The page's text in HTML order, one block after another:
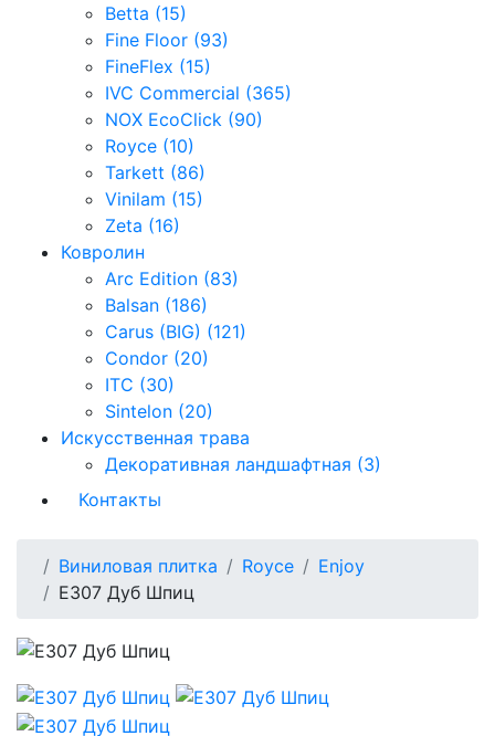
Betta (15)
Fine Floor (93)
FineFlex (15)
IVC Commercial (365)
NOX EcoClick (90)
Royce (10)
Tarkett (86)
Vinilam (15)
Zeta (16)
Ковролин
Arc Edition (83)
Balsan (186)
Carus (BIG) (121)
Condor (20)
ITC (30)
Sintelon (20)
Искусственная трава
Декоративная ландшафтная (3)
Контакты
Виниловая плитка Royce
Enjoy
Е307 Дуб Шпиц